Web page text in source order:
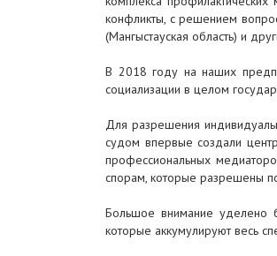
конфликты, с решением
(Мангыстауская область) и
В 2018 году на наших
социализации в целом
Для разрешения
судом впервые создали
профессиональных
спорам, которые разрешены
Большое внимание уделено
которые аккумулируют весь